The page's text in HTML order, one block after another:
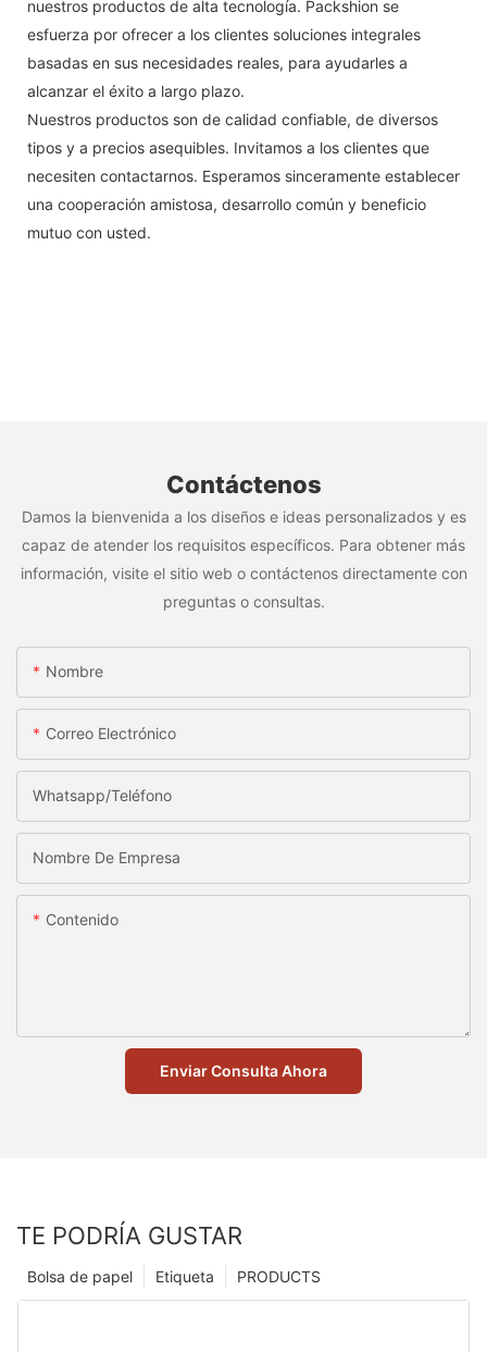
nuestros productos de alta tecnología. Packshion se
esfuerza por ofrecer a los clientes soluciones integrales
basadas en sus necesidades reales, para ayudarles a
alcanzar el éxito a largo plazo.
Nuestros productos son de calidad confiable, de diversos
tipos y a precios asequibles. Invitamos a los clientes que
necesiten contactarnos. Esperamos sinceramente establecer
una cooperación amistosa, desarrollo común y beneficio
mutuo con usted.
Contáctenos
Damos la bienvenida a los diseños e ideas personalizados y es
capaz de atender los requisitos específicos. Para obtener más
información, visite el sitio web o contáctenos directamente con
preguntas o consultas.
Nombre
Correo Electrónico
Whatsapp/Teléfono
Nombre De Empresa
Contenido
Enviar Consulta Ahora
TE PODRÍA GUSTAR
PRODUCTS
Etiqueta
Bolsa de papel